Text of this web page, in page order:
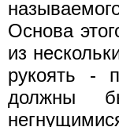
Основа
из
рукоять -
должны